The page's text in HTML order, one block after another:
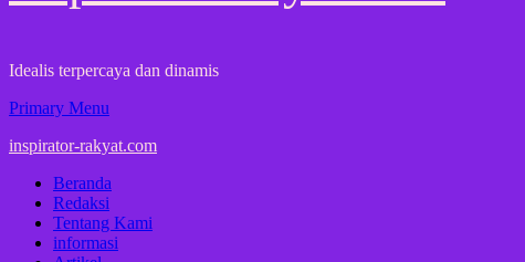
Idealis terpercaya dan dinamis
Primary Menu
inspirator-rakyat.com
Beranda
Redaksi
Tentang Kami
informasi